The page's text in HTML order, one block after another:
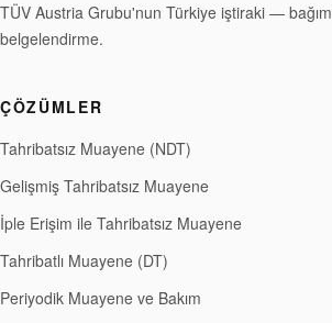
TÜV Austria Grubu'nun Türkiye iştiraki —
belgelendirme.
ÇÖZÜMLER
Tahribatsız Muayene (NDT)
Gelişmiş Tahribatsız Muayene
İple Erişim ile Tahribatsız Muayene
Tahribatlı Muayene (DT)
Periyodik Muayene ve Bakım